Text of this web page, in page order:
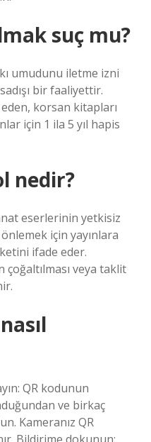
suç mu?
umudunu iletme izni
bir faaliyettir.
eden, korsan kitapları
için 1 ila 5 yıl hapis
nedir?
eserlerinin yetkisiz
için yayınlara
ifade eder.
veya taklit
QR kodunun
ve birkaç
Kameranız QR